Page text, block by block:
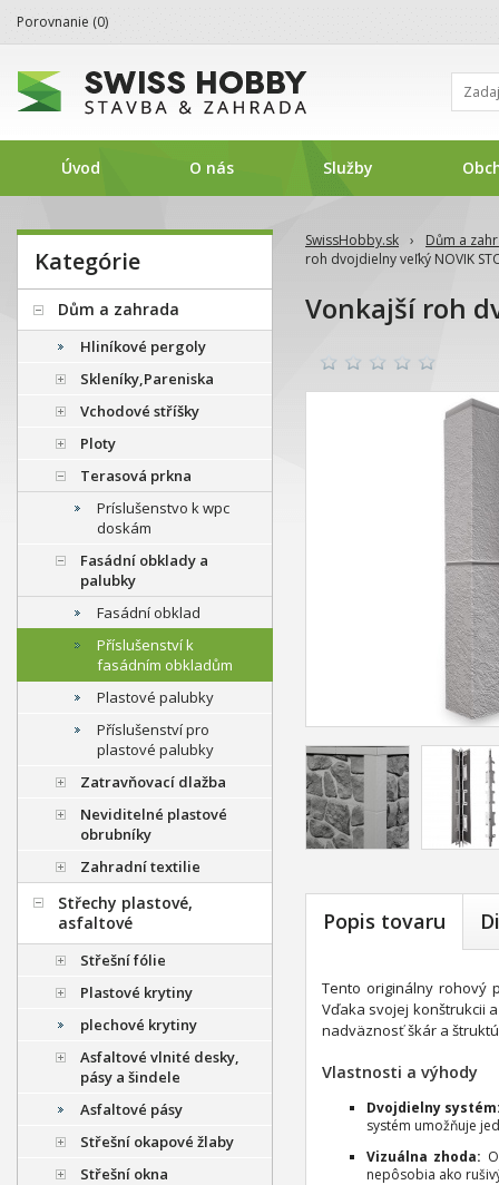
SwissHobby.sk ›
Dům a
roh dvojdielny veľký NOVIK
Vonkajší roh
Popis tovaru
Tento originálny rohový
Vďaka svojej konštrukcii
nadväznosť škár a
Vlastnosti a výhody
Dvojdielny
systém umožňuje
Vizuálna zhoda:
nepôsobia ako
Kategórie
Dům a zahrada
Hliníkové pergoly
Skleníky,Pareniska
Vchodové stříšky
Ploty
Terasová prkna
Príslušenstvo k wpc
doskám
Fasádní obklady a
palubky
Fasádní obklad
Příslušenství k
fasádním obkladům
Plastové palubky
Příslušenství pro
plastové palubky
Zatravňovací dlažba
Neviditelné plastové
obrubníky
Zahradní textilie
Střechy plastové,
asfaltové
Střešní fólie
Plastové krytiny
plechové krytiny
Asfaltové vlnité desky,
pásy a šindele
Asfaltové pásy
Střešní okapové žlaby
Střešní okna
Porovnanie (0)
Úvod O nás Služby